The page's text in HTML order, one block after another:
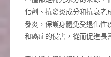
化劑、抗發炎成分和抗衰老
發炎，保護身體免受退化性
和癌症的侵害，從而促進長